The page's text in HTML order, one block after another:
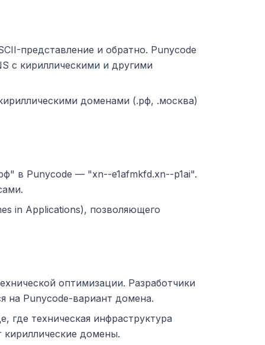
представление и обратно. Punycode
с кириллическими и другими
доменами (.рф, .москва)
в Punycode — "xn--e1afmkfd.xn--p1ai".
in Applications), позволяющего
оптимизации. Разработчики
на Punycode-вариант домена.
где техническая инфраструктура
кириллические домены.